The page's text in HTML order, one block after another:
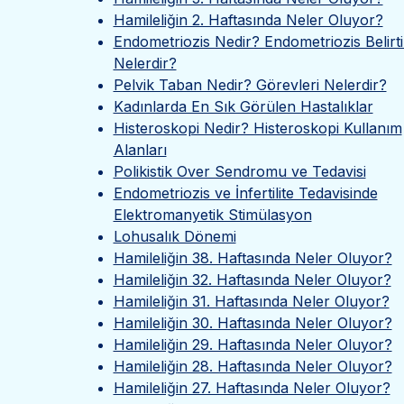
Hamileliğin 2. Haftasında Neler Oluyor?
Endometriozis Nedir? Endometriozis
Nelerdir?
Pelvik Taban Nedir? Görevleri Nelerdir?
Kadınlarda En Sık Görülen Hastalıklar
Histeroskopi Nedir? Histeroskopi Kullanım
Alanları
Polikistik Over Sendromu ve Tedavisi
Endometriozis ve İnfertilite Tedavisinde
Elektromanyetik Stimülasyon
Lohusalık Dönemi
Hamileliğin 38. Haftasında Neler Oluyor?
Hamileliğin 32. Haftasında Neler Oluyor?
Hamileliğin 31. Haftasında Neler Oluyor?
Hamileliğin 30. Haftasında Neler Oluyor?
Hamileliğin 29. Haftasında Neler Oluyor?
Hamileliğin 28. Haftasında Neler Oluyor?
Hamileliğin 27. Haftasında Neler Oluyor?